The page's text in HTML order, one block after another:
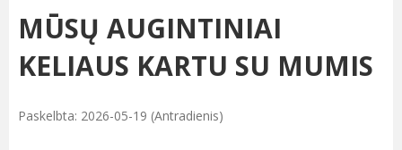
MŪSŲ AUGINTINIAI
KELIAUS KARTU SU MUMIS
Paskelbta: 2026-05-19 (Antradienis)